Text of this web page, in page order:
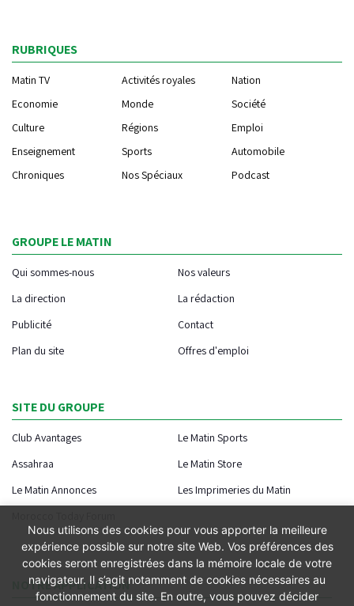
RUBRIQUES
Matin TV Activités royales
Nation
Economie
Monde
Société
Culture
Régions
Emploi
Enseignement
Sports
Automobile
Chroniques
Nos Spéciaux Podcast
GROUPE LE MATIN
Qui sommes-nous
Nos valeurs
La direction
La rédaction
Publicité
Contact
Plan du site
Offres d'emploi
SITE DU GROUPE
Club Avantages
Le Matin Sports
Assahraa
Le Matin Store
Le Matin Annonces
Les Imprimeries du Matin
NOTRE APPLICATION
Nous utilisons des cookies pour vous apporter la meilleure
expérience possible sur notre site Web. Vos préférences des
cookies seront enregistrées dans la mémoire locale de votre
navigateur. Il s’agit notamment de cookies nécessaires au
fonctionnement du site. En outre, vous pouvez décider